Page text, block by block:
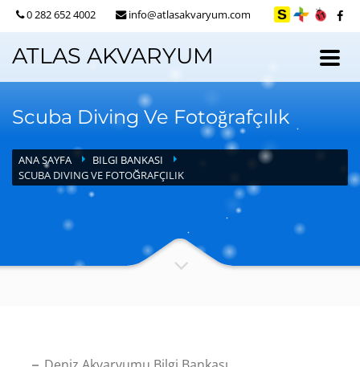
0 282 652 4002 info@atlasakvaryum.com
ATLAS AKVARYUM
Scuba Diving Ve Fotoğrafçılık
ANA SAYFA
BILGI BANKASI
SCUBA DIVING VE FOTOĞRAFÇILIK